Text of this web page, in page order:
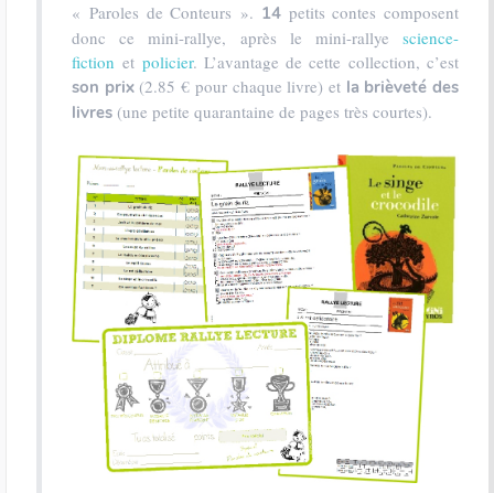
« Paroles de Conteurs ». 14petits contes composent
donc ce mini-rallye, après le mini-rallye science-
fiction et policier. L’avantage de cette collection, c’est
son prix(2.85 € pour chaque livre) et la brièveté des
livres (une petite quarantaine de pages très courtes).